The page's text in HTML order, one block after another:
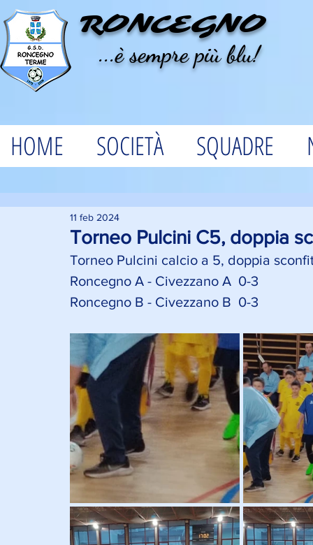
RONCEGNO
...è sempre più blu!
HOME SOCIETÀ SQUADRE
Torneo Pulcini C5, doppia
11 feb 2024
Torneo Pulcini calcio a 5, doppia
Roncegno A - Civezzano A  0-3
Roncegno B - Civezzano B  0-3